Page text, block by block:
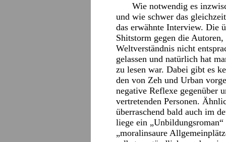
Wie notwendig es
und wie schwer das
das erwähnte Interview. Die
Shitstorm gegen die
Weltverständnis nicht
gelassen und natürlich hat
zu lesen war. Dabei gibt es
den von Zeh und Urban
negative Reflexe gegenüber
vertretenden Personen.
überraschend bald auch im
liege ein
„moralinsaure